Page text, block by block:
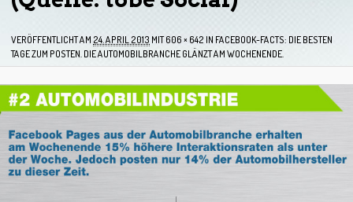
VERÖFFENTLICHT AM 24. APRIL 2013 MIT606 × 642 IN FACEBOOK-FACTS: DIE BESTEN
TAGE ZUM POSTEN. DIE AUTOMOBILBRANCHE GLÄNZT AM WOCHENENDE.